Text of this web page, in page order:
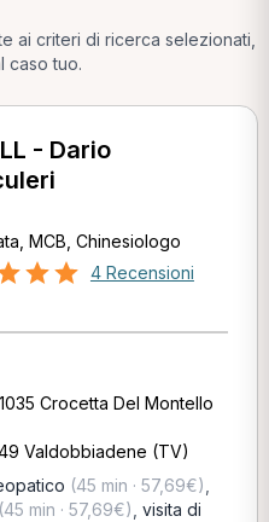
ai criteri di ricerca selezionati,
caso tuo.
- Dario
MCB, Chinesiologo
4 Recensioni
Crocetta Del Montello
Valdobbiadene (TV)
(45 min · 57,69€)
(45 min · 57,69€) visita di